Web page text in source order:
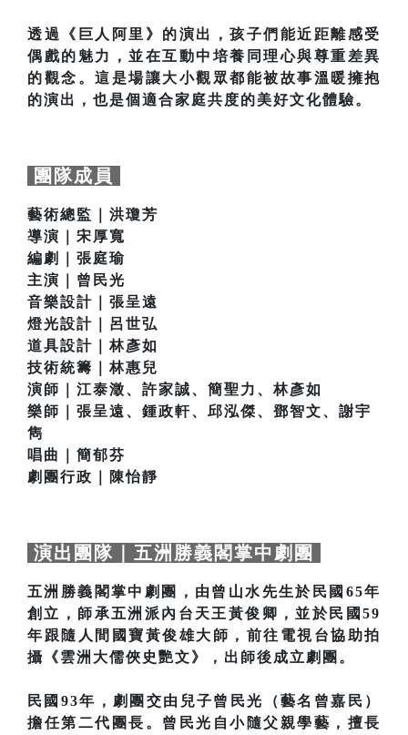
透過《巨人阿里》的演出，孩子們能近距離感受
偶戲的魅力，並在互動中培養同理心與尊重差異
的觀念。這是場讓大小觀眾都能被故事溫暖擁抱
的演出，也是個適合家庭共度的美好文化體驗。
團隊成員
藝術總監｜洪瓊芳
導演｜宋厚寬
編劇｜張庭瑜
主演｜曾民光
音樂設計｜張呈遠
燈光設計｜呂世弘
道具設計｜林彥如
技術統籌｜林惠兒
演師｜江泰澂、許家誠、簡聖力、林彥如
樂師｜張呈遠、鍾政軒、邱泓傑、鄧智文、謝宇
雋
唱曲｜簡郁芬
劇團行政｜陳怡靜
演出團隊｜五洲勝義閣掌中劇團
五洲勝義閣掌中劇團，由曾山水先生於民國65年
創立，師承五洲派內台天王黃俊卿，並於民國59
年跟隨人間國寶黃俊雄大師，前往電視台協助拍
攝《雲洲大儒俠史艷文》，出師後成立劇團。
民國93年，劇團交由兒子曾民光（藝名曾嘉民）
擔任第二代團長。曾民光自小隨父親學藝，擅長